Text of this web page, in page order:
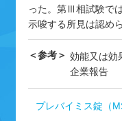
った。第Ⅲ相試験で
示唆する所見は認め
＜参考＞ 効能又は効
企業報告
プレバイミス錠（